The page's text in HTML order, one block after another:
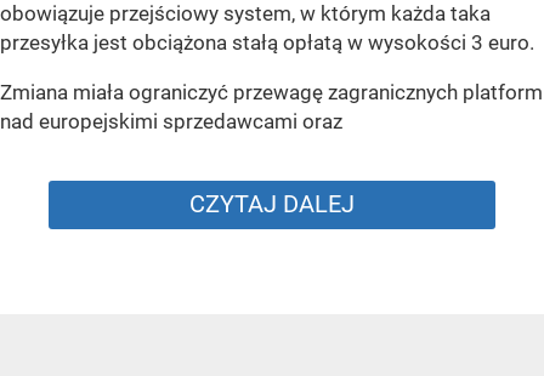
obowiązuje przejściowy system, w którym każda taka
przesyłka jest obciążona stałą opłatą w wysokości 3 euro.
Zmiana miała ograniczyć przewagę zagranicznych platform
nad europejskimi sprzedawcami oraz
CZYTAJ DALEJ